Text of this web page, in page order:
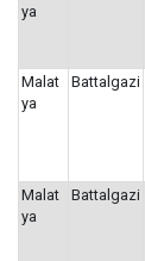
ya
Malat
ya
Battalgazi
Malat
ya
Battalgazi